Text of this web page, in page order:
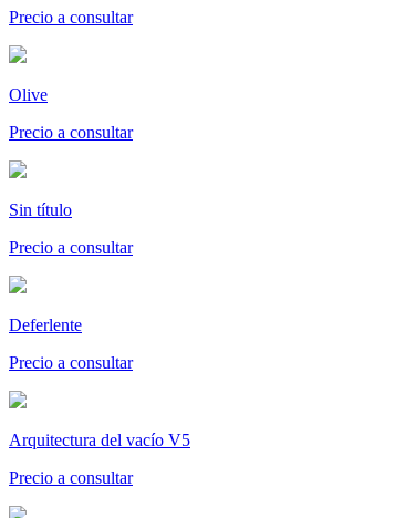
Precio a consultar
Olive
Precio a consultar
Sin título
Precio a consultar
Deferlente
Precio a consultar
Arquitectura del vacío V5
Precio a consultar